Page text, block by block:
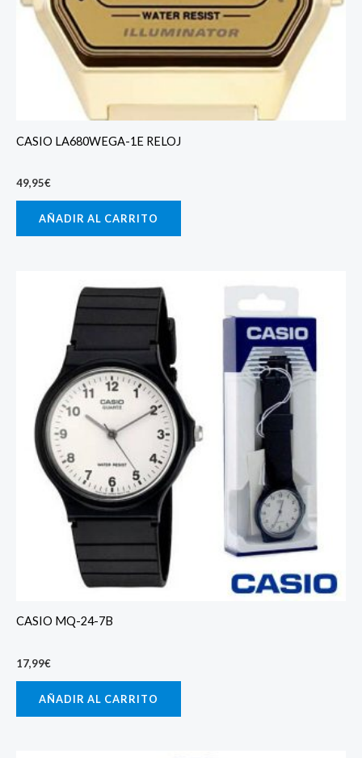
CASIO LA680WEGA-1E RELOJ
49,95€
AÑADIR AL CARRITO
CASIO MQ-24-7B
17,99€
AÑADIR AL CARRITO